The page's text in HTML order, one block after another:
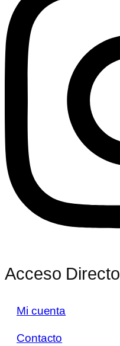
Acceso Directo
Mi cuenta
Contacto